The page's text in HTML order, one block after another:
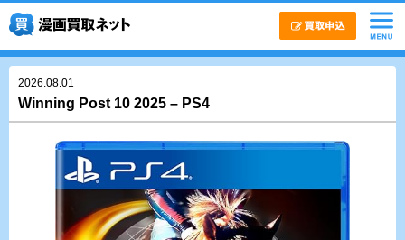
2026.08.01
Winning Post 10 2025 – PS4